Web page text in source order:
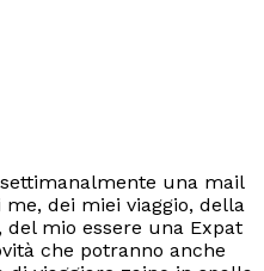
una mail
dei miei viaggio, della
del mio essere una Expat
che potranno anche